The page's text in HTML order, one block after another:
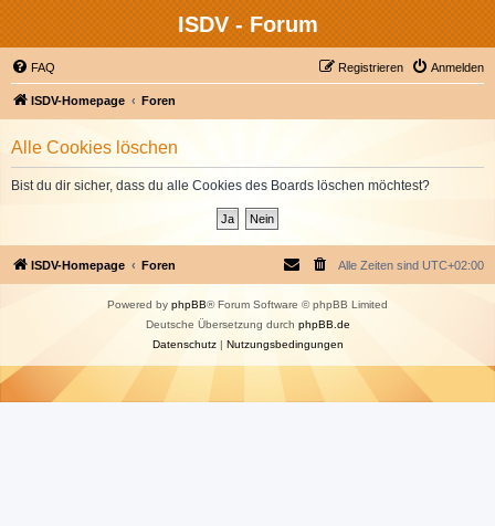
ISDV - Forum
FAQ Anmelden
Registrieren
ISDV-Homepage Foren
Alle Cookies löschen
Bist du dir sicher, dass du alle Cookies des Boards löschen möchtest?
ISDV-Homepage Foren Alle Zeiten sind UTC+02:00
Powered by phpBB® Forum Software © phpBB Limited
Deutsche Übersetzung durch phpBB.de
Datenschutz| Nutzungsbedingungen